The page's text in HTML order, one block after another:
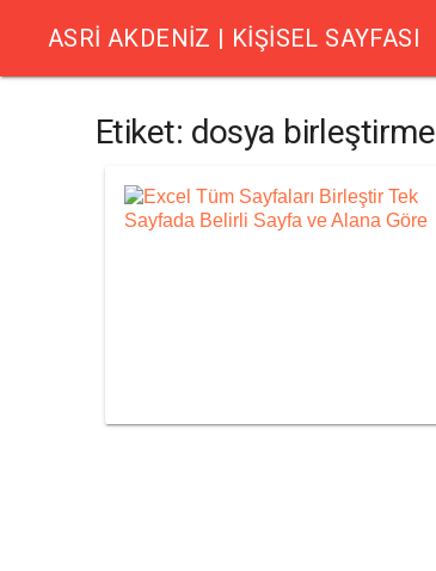
ASRI AKDENIZ | KIŞISEL SAYFASI
Etiket: dosya birleştirme